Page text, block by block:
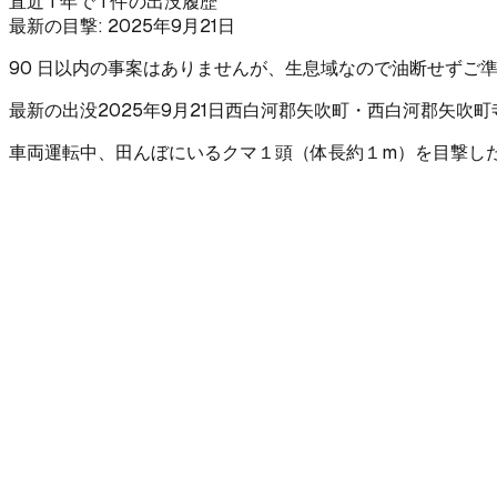
最新の目撃: 2025年9月21日
90 日以内の事案はありませんが、生息域なので油断せずご準
最新の出没2025年9月21日西白河郡矢吹町 ・西白河郡矢吹
車両運転中、田んぼにいるクマ１頭（体長約１m）を目撃し